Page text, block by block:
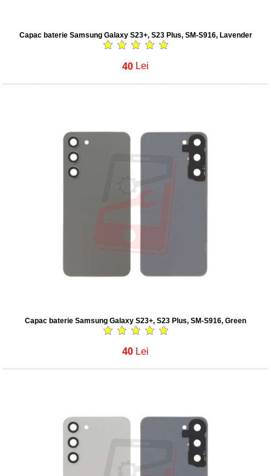
Capac baterie Samsung Galaxy S23+, S23 Plus, SM-S916, Lavender
40 Lei
Capac baterie Samsung Galaxy S23+, S23 Plus, SM-S916, Green
40 Lei